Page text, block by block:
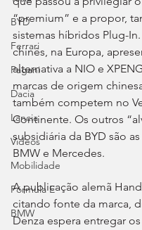
BYD
Ferrari
Pagani
Dacia
Lancia
Videos
Mobilidade
Fórmula E
BMW
“premium” e a propor,
sistemas híbridos Plug-
chinês, na Europa,
alternativa a NIO e
marcas de origem
também competem no
Continente. Os outros
subsidiária da BYD são
BMW e Mercedes.
A publicação alemã
citando fonte da marca,
Denza espera entregar